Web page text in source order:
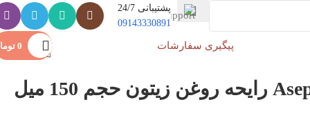
پشتیبانی 24/7
09143330891
پیگیری سفارشات 0